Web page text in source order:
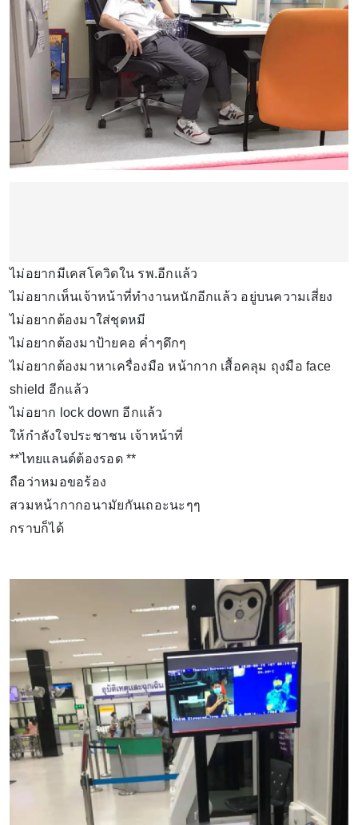
ไม่อยากมีเคสโควิดใน รพ.อีกแล้ว
ไม่อยากเห็นเจ้าหน้าที่ทำงานหนักอีกแล้ว อยู่บนความเสี่ยง
ไม่อยากต้องมาใส่ชุดหมี
ไม่อยากต้องมาป้ายคอ ค่ำๆดึกๆ
ไม่อยากต้องมาหาเครื่องมือ หน้ากาก เสื้อคลุม ถุงมือ face
shield อีกแล้ว
ไม่อยาก lock down อีกแล้ว
ให้กำลังใจประชาชน เจ้าหน้าที่
**ไทยแลนด์ต้องรอด **
ถือว่าหมอขอร้อง
สวมหน้ากากอนามัยกันเถอะนะๆๆ
กราบก็ได้